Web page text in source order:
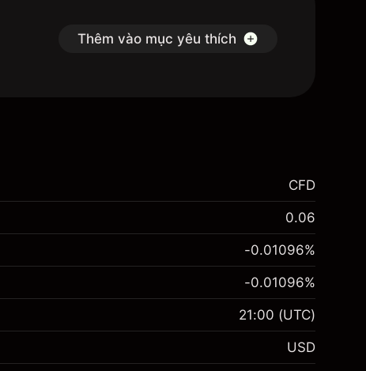
Thêm vào mục yêu thích
CFD
0.06
-0.01096%
-0.01096%
21:00 (UTC)
USD